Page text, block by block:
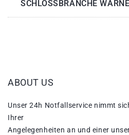
SCHLOSSBRANCHE
ABOUT US
Unser 24h Notfallservice nimmt
Ihrer
Angelegenheiten an und einer